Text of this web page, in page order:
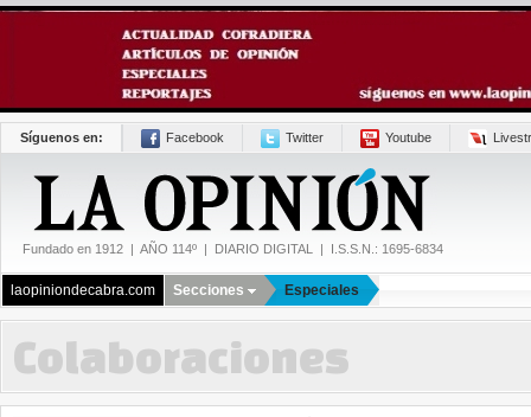
Síguenos en: Facebook Twitter Youtube
Fundado en 1912 | AÑO 114º | DIARIO DIGITAL | I.S.S.N.: 1695-6834
laopiniondecabra.com Secciones Especiales
Colaboraciones